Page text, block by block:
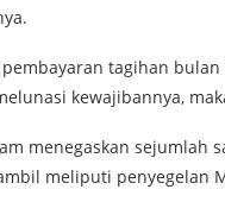
pembayaran tagihan
kewajibannya,
menegaskan sejumlah
meliputi penyegelan